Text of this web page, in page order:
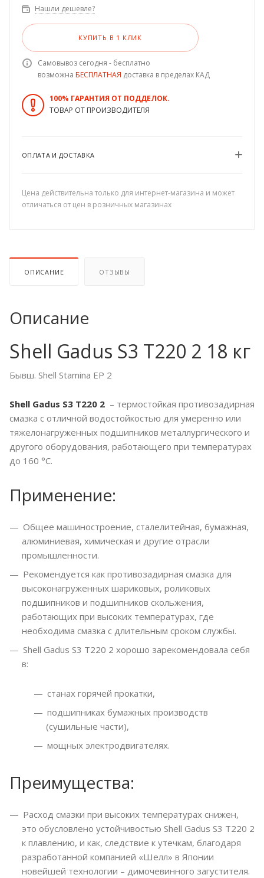
Нашли дешевле?
КУПИТЬ В 1 КЛИК
Самовывоз сегодня - бесплатно
возможна БЕСПЛАТНАЯ доставка в пределах КАД
100% ГАРАНТИЯ ОТ ПОДДЕЛОК.
ТОВАР ОТ ПРОИЗВОДИТЕЛЯ
ОПЛАТА И ДОСТАВКА
Цена действительна только для интернет-магазина и может
отличаться от цен в розничных магазинах
ОПИСАНИЕ ОТЗЫВЫ
Описание
Shell Gadus S3 T220 2 18 кг
Бывш. Shell Stamina EP 2
Shell Gadus S3 T220 2 – термостойкая противозадирная
смазка с отличной водостойкостью для умеренно или
тяжелонагруженных подшипников металлургического и
другого оборудования, работающего при температурах
до 160 °C.
Применение:
Общее машиностроение, сталелитейная, бумажная,
алюминиевая, химическая и другие отрасли
промышленности.
Рекомендуется как противозадирная смазка для
высоконагруженных шариковых, роликовых
подшипников и подшипников скольжения,
работающих при высоких температурах, где
необходима смазка с длительным сроком службы.
Shell Gadus S3 T220 2 хорошо зарекомендовала себя
в:
станах горячей прокатки,
подшипниках бумажных производств
(сушильные части),
мощных электродвигателях.
Преимущества:
Расход смазки при высоких температурах снижен,
это обусловлено устойчивостью Shell Gadus S3 T220 2
к плавлению, и как, следствие к утечкам, благодаря
разработанной компанией «Шелл» в Японии
новейшей технологии – димочевинного загустителя.